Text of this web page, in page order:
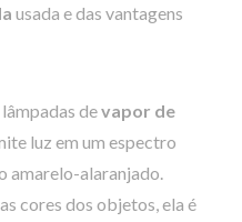
usada e das vantagens
devapor de
luz em um espectro
amarelo-alaranjado.
cores dos objetos, ela é